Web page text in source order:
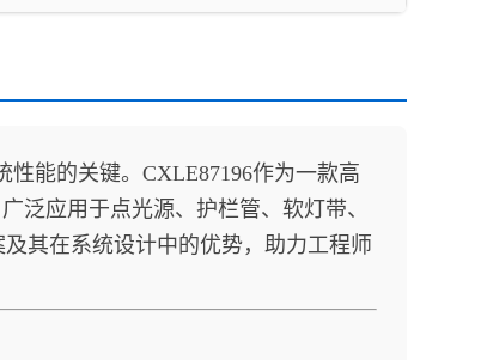
能的关键。CXLE87196作为一款高
泛应用于点光源、护栏管、软灯带、
其在系统设计中的优势，助力工程师